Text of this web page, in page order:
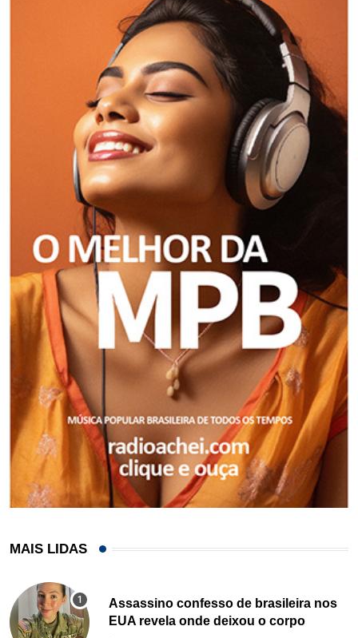
MAIS LIDAS
Assassino confesso de brasileira nos
EUA revela onde deixou o corpo